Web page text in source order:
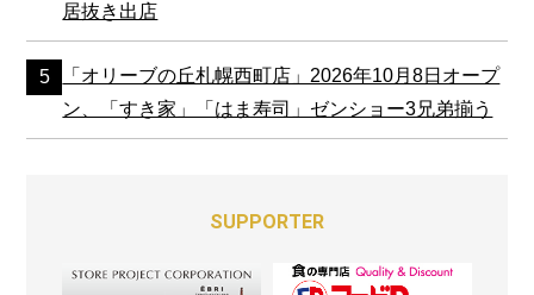
居抜き出店
「オリーブの丘札幌西町店」2026年10月8日オープ
ン、「すき家」「はま寿司」ゼンショー3兄弟揃う
SUPPORTER